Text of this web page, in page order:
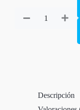
–
Descripción